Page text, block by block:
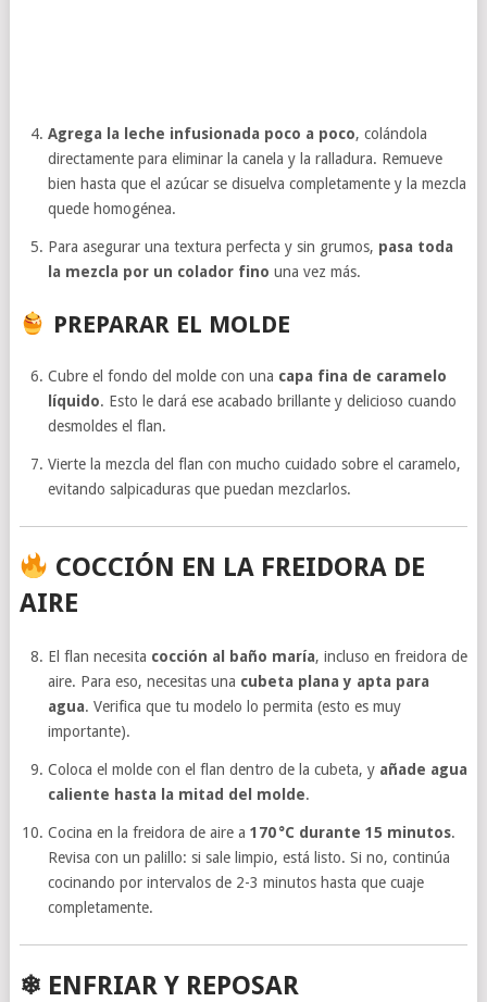
Agrega la leche infusionada poco a poco, colándola
directamente para eliminar la canela y la ralladura. Remueve
bien hasta que el azúcar se disuelva completamente y la mezcla
quede homogénea.
Para asegurar una textura perfecta y sin grumos, pasa toda
la mezcla por un colador fino una vez más.
PREPARAR EL MOLDE
Cubre el fondo del molde con una capa fina de caramelo
líquido. Esto le dará ese acabado brillante y delicioso cuando
desmoldes el flan.
Vierte la mezcla del flan con mucho cuidado sobre el caramelo,
evitando salpicaduras que puedan mezclarlos.
COCCIÓN EN LA FREIDORA DE
AIRE
El flan necesita cocción al baño maría, incluso en freidora de
aire. Para eso, necesitas una cubeta plana y apta para
agua. Verifica que tu modelo lo permita (esto es muy
importante).
Coloca el molde con el flan dentro de la cubeta, y añade agua
caliente hasta la mitad del molde.
Cocina en la freidora de aire a170 °C durante 15 minutos.
Revisa con un palillo: si sale limpio, está listo. Si no, continúa
cocinando por intervalos de 2-3 minutos hasta que cuaje
completamente.
❄ ENFRIAR Y REPOSAR